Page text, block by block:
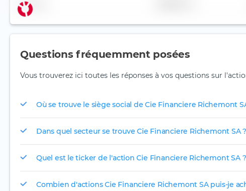
Nom
Questions fréquemment posées
Vous trouverez ici toutes les réponses à vos questions sur
Où se trouve le siège social de Cie Financiere Richemont
Dans quel secteur se trouve Cie Financiere Richemont SA ?
Quel est le ticker de l'action Cie Financiere Richemont SA ?
Combien d'actions Cie Financiere Richemont SA puis-je